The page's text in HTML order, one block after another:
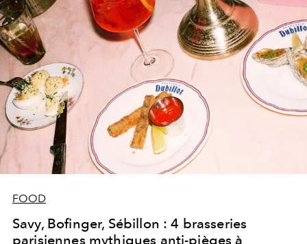
FOOD
Savy, Bofinger, Sébillon : 4 brasseries
parisiennes mythiques anti-pièges à